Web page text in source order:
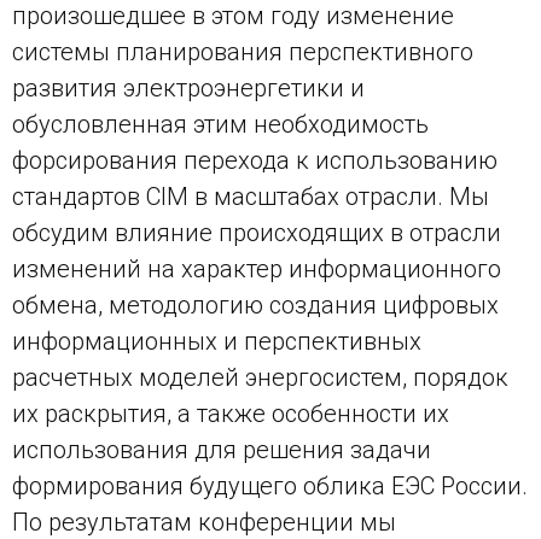
произошедшее в этом году изменение
системы планирования перспективного
развития электроэнергетики и
обусловленная этим необходимость
форсирования перехода к использованию
стандартов CIM в масштабах отрасли. Мы
обсудим влияние происходящих в отрасли
изменений на характер информационного
обмена, методологию создания цифровых
информационных и перспективных
расчетных моделей энергосистем, порядок
их раскрытия, а также особенности их
использования для решения задачи
формирования будущего облика ЕЭС России.
По результатам конференции мы